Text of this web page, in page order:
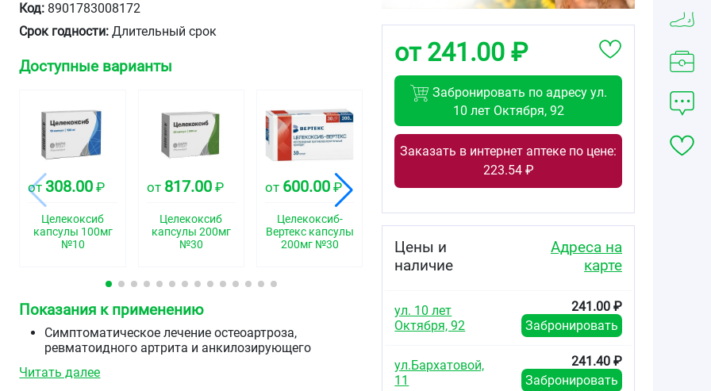
Код: 8901783008172
Срок годности: Длительный срок
Доступные варианты
от 308.00 ₽
Целекоксиб
капсулы 100мг
№10
от 817.00₽
Целекоксиб
капсулы 200мг
№30
от 600.00 ₽
Целекоксиб-
Вертекс капсулы
200мг №30
от282.00₽
200мг №10
от466.00₽
200мг №30
от
Показания к применению
Симптоматическое лечение остеоартроза,
ревматоидного артрита и анкилозирующего
Болевой синдром (боли в спине, костно-мышечные,
Читать далее
от 241.00 ₽
Забронировать по адресу ул.
10 лет Октября, 92
Заказать в интернет аптеке по цене:
223.54 ₽
Цены и
наличие
Адреса на
карте
ул. 10 лет
Октября, 92
241.00 ₽
Забронировать
ул.Бархатовой,
11
241.40 ₽
Забронировать